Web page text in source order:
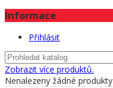
Informace
Přihlásit
Zobrazit více produktů.
Nenalezeny žádné produkty